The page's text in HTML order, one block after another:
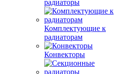
радиаторы
Комплектующие к
радиаторам
Конвекторы